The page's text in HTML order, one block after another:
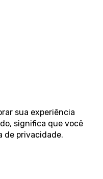
sua experiência
significa que você
de privacidade.